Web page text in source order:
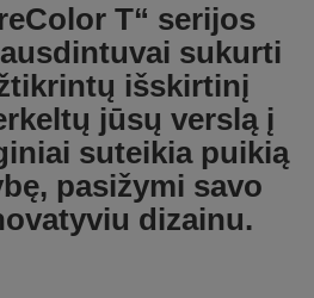
T“ serijos
sukurti
išskirtinį
jūsų verslą į
suteikia puikią
pasižymi savo
dizainu.